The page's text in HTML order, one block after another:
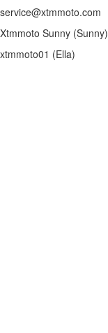
service@xtmmoto.com
Xtmmoto Sunny (Sunny)
xtmmoto01 (Ella)